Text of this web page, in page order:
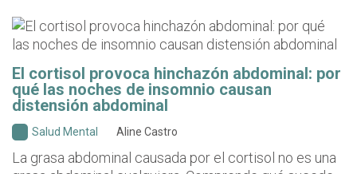
El cortisol provoca hinchazón abdominal: por
qué las noches de insomnio causan
distensión abdominal
Salud Mental Aline Castro
La grasa abdominal causada por el cortisol no es una